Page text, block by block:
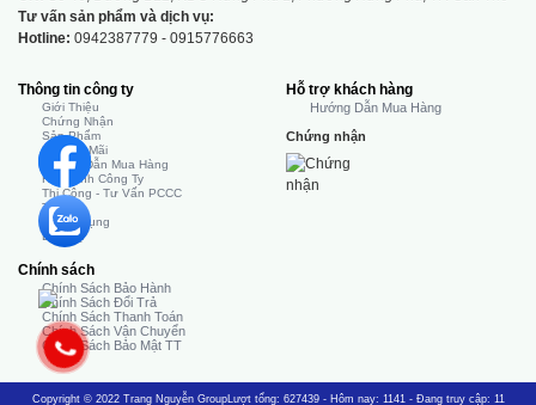
Tư vấn sản phẩm và dịch vụ:
Hotline: 0942387779 - 0915776663
Thông tin công ty
Giới Thiệu
Chứng Nhận
Sản Phẩm
Khuyến Mãi
Hướng Dẫn Mua Hàng
Hình Ảnh Công Ty
Thi Công - Tư Vấn PCCC
Tin Tức
Tuyển Dụng
Liên Hệ
Chính sách
Chính Sách Bảo Hành
Chính Sách Đổi Trả
Chính Sách Thanh Toán
Chính Sách Vận Chuyển
Chính Sách Bảo Mật TT
Hỗ trợ khách hàng
Hướng Dẫn Mua Hàng
Chứng nhận
Copyright © 2022 Trang Nguyễn GroupLượt tổng: 627439 - Hôm nay: 1141 - Đang truy cập: 11